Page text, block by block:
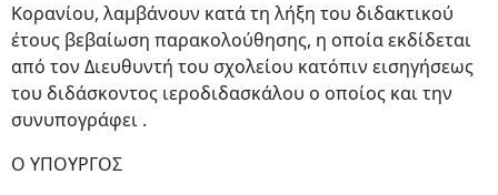
Κορανίου, λαμβάνουν κατά τη λήξη του διδακτικού
έτους βεβαίωση παρακολούθησης, η οποία εκδίδεται
από τον Διευθυντή του σχολείου κατόπιν εισηγήσεως
του διδάσκοντος ιεροδιδασκάλου ο οποίος και την
συνυπογράφει .
Ο ΥΠΟΥΡΓΟΣ